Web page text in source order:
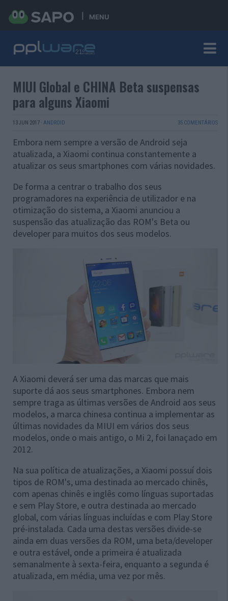
MENU
MIUI Global e CHINA Beta suspensas
para alguns Xiaomi
13 JUN 2017 · ANDROID 35 COMENTÁRIOS
Embora nem sempre a versão de Android seja
atualizada, a Xiaomi continua constantemente a
atualizar os seus smartphones com várias novidades.
De forma a centrar o trabalho dos seus
programadores na experiência de utilizador e na
otimização do sistema, a Xiaomi anunciou a
suspensão das atualização das ROM's Beta ou
developer para muitos dos seus modelos.
A Xiaomi deverá ser uma das marcas que mais
suporte dá aos seus smartphones. Embora nem
sempre traga as últimas versões de Android aos seus
modelos, a marca chinesa continua a implementar as
últimas novidades da MIUI em vários dos seus
modelos, onde o mais antigo, o Mi 2, foi lanaçado em
2012.
Na sua política de atualizações, a Xiaomi possuí dois
tipos de ROM's, uma destinada ao mercado chinês,
com apenas chinês e inglês como línguas suportadas
e sem Play Store, e outra destinada ao mercado
global, com várias línguas incluídas e com Play Store
pré-instalada. Cada uma destas versões divide-se
ainda em duas versões da ROM, uma beta/developer
e outra estável, onde a primeira é atualizada
semanalmente à sexta-feira, enquanto a segunda é
atualizada, em média, uma vez por mês.